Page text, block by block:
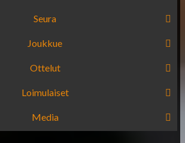
Seura
Joukkue
Ottelut
Loimulaiset
Media